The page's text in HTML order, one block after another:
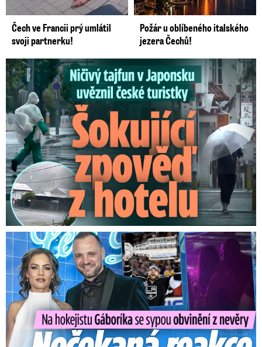
Čech ve Francii prý umlátil
svoji partnerku!
Požár u oblíbeného italského
jezera Čechů!
Ničivý tajfun uvěznil české turistky: Šokující zpověď
Na Gáboríka se sypou obvinění z nevěry: Reakce manželky!